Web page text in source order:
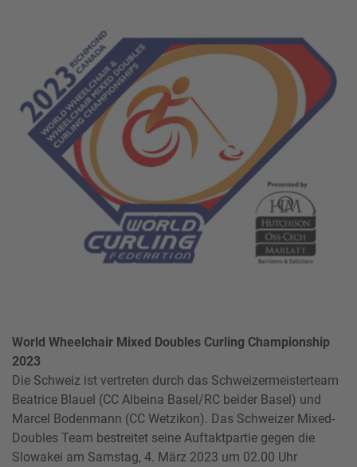
World Wheelchair Mixed Doubles Curling Championship
2023
Die Schweiz ist vertreten durch das Schweizermeisterteam
Beatrice Blauel (CC Albeina Basel/RC beider Basel) und
Marcel Bodenmann (CC Wetzikon). Das Schweizer Mixed-
Doubles Team bestreitet seine Auftaktpartie gegen die
Slowakei am Samstag, 4. März 2023 um 02.00 Uhr